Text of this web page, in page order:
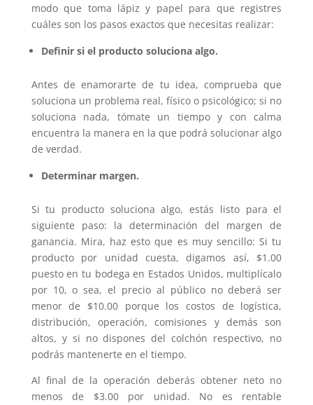
modo que toma lápiz y papel para que registres
cuáles son los pasos exactos que necesitas realizar:
Definir si el producto soluciona algo.
Antes de enamorarte de tu idea, comprueba que
soluciona un problema real, físico o psicológico; si no
soluciona nada, tómate un tiempo y con calma
encuentra la manera en la que podrá solucionar algo
de verdad.
Determinar margen.
Si tu producto soluciona algo, estás listo para el
siguiente paso: la determinación del margen de
ganancia. Mira, haz esto que es muy sencillo: Si tu
producto por unidad cuesta, digamos así, $1.00
puesto en tu bodega en Estados Unidos, multiplícalo
por 10, o sea, el precio al público no deberá ser
menor de $10.00 porque los costos de logística,
distribución, operación, comisiones y demás son
altos, y si no dispones del colchón respectivo, no
podrás mantenerte en el tiempo.
Al final de la operación deberás obtener neto no
menos de $3.00 por unidad. No es rentable